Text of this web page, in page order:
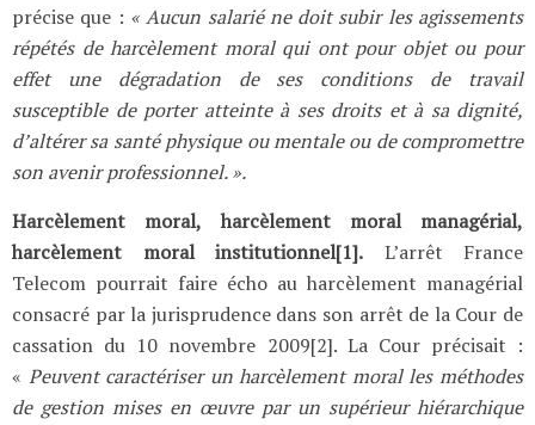
précise que : «Aucun salarié ne doit subir les agissements
répétés de harcèlement moral qui ont pour objet ou pour
effet une dégradation de ses conditions de travail
susceptible de porter atteinte à ses droits et à sa dignité,
d’altérer sa santé physique ou mentale ou de compromettre
son avenir professionnel. ».
Harcèlement moral, harcèlement moral managérial,
harcèlement moral institutionnel[1]. L’arrêt France
Telecom pourrait faire écho au harcèlement managérial
consacré par la jurisprudence dans son arrêt de la Cour de
cassation du 10 novembre 2009[2]. La Cour précisait :
« Peuvent caractériser un harcèlement moral les méthodes
de gestion mises en œuvre par un supérieur hiérarchique